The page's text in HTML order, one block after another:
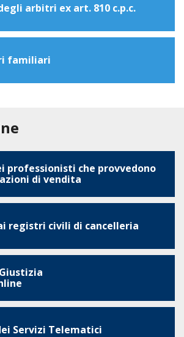
arbitri ex art. 810 c.p.c.
familiari
professionisti che provvedono
di vendita
registri civili di cancelleria
Servizi Telematici